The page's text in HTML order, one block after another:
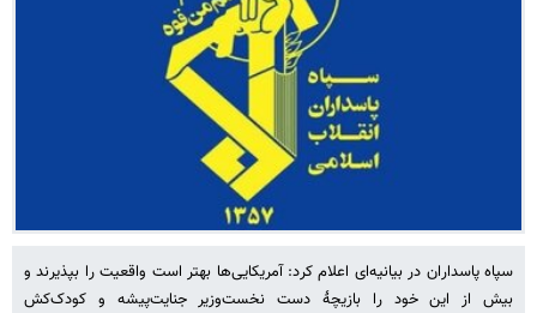
سپاه پاسداران در بیانیه‌ای اعلام کرد: آمریکایی‌ها بهتر است واقعیت را بپذیرند و
بیش از این خود را بازیچۀ دست نخست‌وزیر جنایت‌پیشه و کودک‌کش